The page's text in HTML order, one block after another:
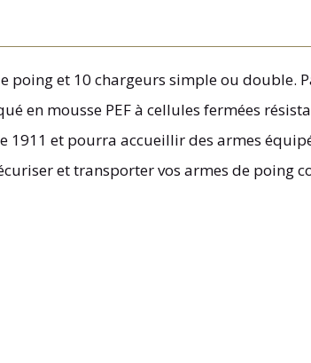
poing et 10 chargeurs simple ou double.
en mousse PEF à cellules fermées
1911 et pourra accueillir des armes
et transporter vos armes de poing